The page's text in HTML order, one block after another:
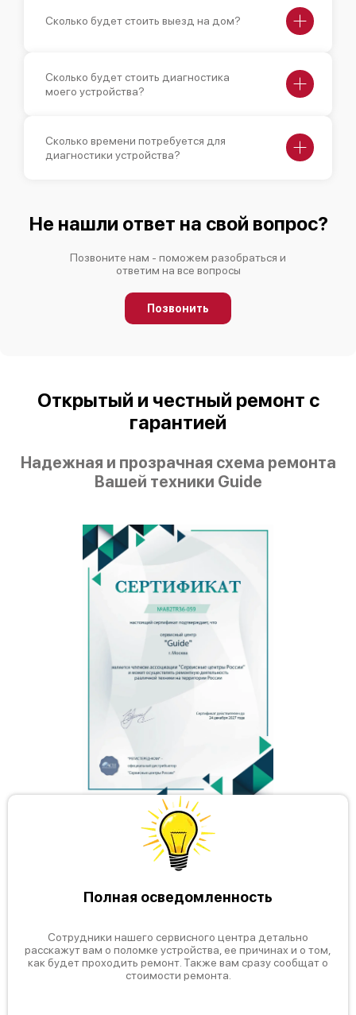
Сколько будет стоить выезд на дом?
Сколько будет стоить диагностика
моего устройства?
Сколько времени потребуется для
диагностики устройства?
Не нашли ответ на свой вопрос?
Позвоните нам - поможем разобраться и
ответим на все вопросы
Позвонить
Открытый и честный ремонт с
гарантией
Надежная и прозрачная схема ремонта
Вашей техники Guide
Полная осведомленность
Сотрудники нашего сервисного центра детально
расскажут вам о поломке устройства, ее причинах и о том,
как будет проходить ремонт. Также вам сразу сообщат о
стоимости ремонта.